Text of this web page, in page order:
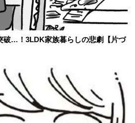
破…！3LDK家族暮らしの悲劇【片づ